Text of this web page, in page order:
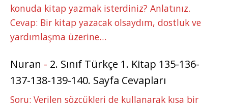
konuda kitap yazmak isterdiniz? Anlatınız.
Cevap: Bir kitap yazacak olsaydım, dostluk ve
yardımlaşma üzerine…
Nuran - 2. Sınıf Türkçe 1. Kitap 135-136-
137-138-139-140. Sayfa Cevapları
Soru: Verilen sözcükleri de kullanarak kısa bir